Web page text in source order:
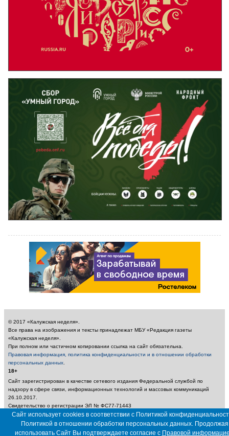
© 2017 «Калужская неделя».
Все права на изображения и тексты принадлежат МБУ «Редакция газеты
«Калужская неделя».
При полном или частичном копировании ссылка на сайт обязательна.
Правовая информация, политика конфиденциальности и в отношении обработки
персональных данных
18+
Сайт зарегистрирован в качестве сетевого издания Федеральной службой по
надзору в сфере связи, информационных технологий и массовых коммуникаций
26.10.2017.
Свидетельство о регистрации ЭЛ № ФС77-71443
Учредитель: Муниципальное бюджетное учреждение «Редакция газеты «Калужская
неделя»
Главный редактор: Амбарцумян А. Ю. / Электронный адрес редакции:
Сайт использует cookies в соответствии с Политикой
Политикой в отношении обработки персональных данных. Продолжая
использовать Сайт Вы подтверждаете согласие с Правовой